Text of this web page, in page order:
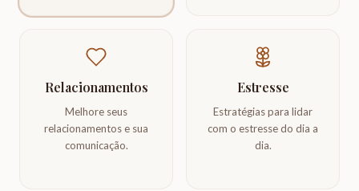
Relacionamentos
Melhore seus
relacionamentos e sua
comunicação.
Estresse
Estratégias para lidar
com o estresse do dia a
dia.